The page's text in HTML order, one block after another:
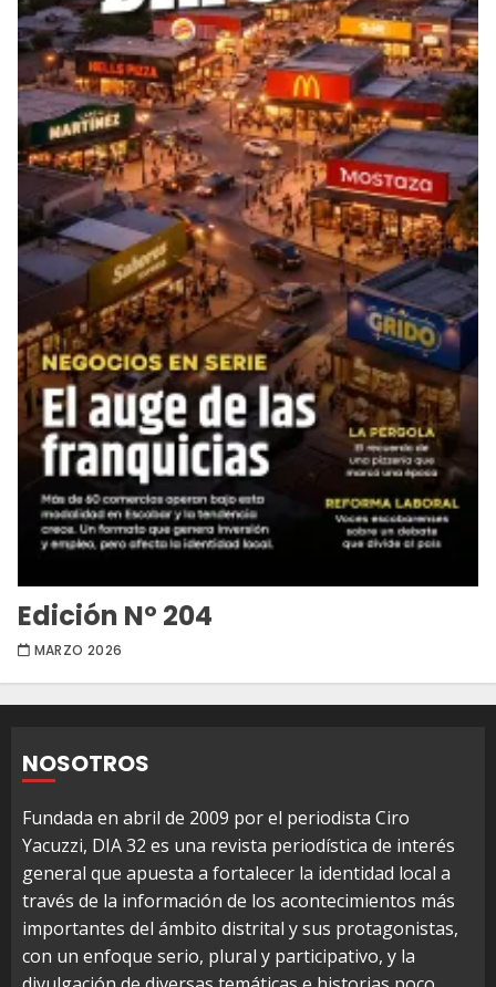
Edición Nº 204
MARZO 2026
NOSOTROS
Fundada en abril de 2009 por el periodista Ciro
Yacuzzi, DIA 32 es una revista periodística de interés
general que apuesta a fortalecer la identidad local a
través de la información de los acontecimientos más
importantes del ámbito distrital y sus protagonistas,
con un enfoque serio, plural y participativo, y la